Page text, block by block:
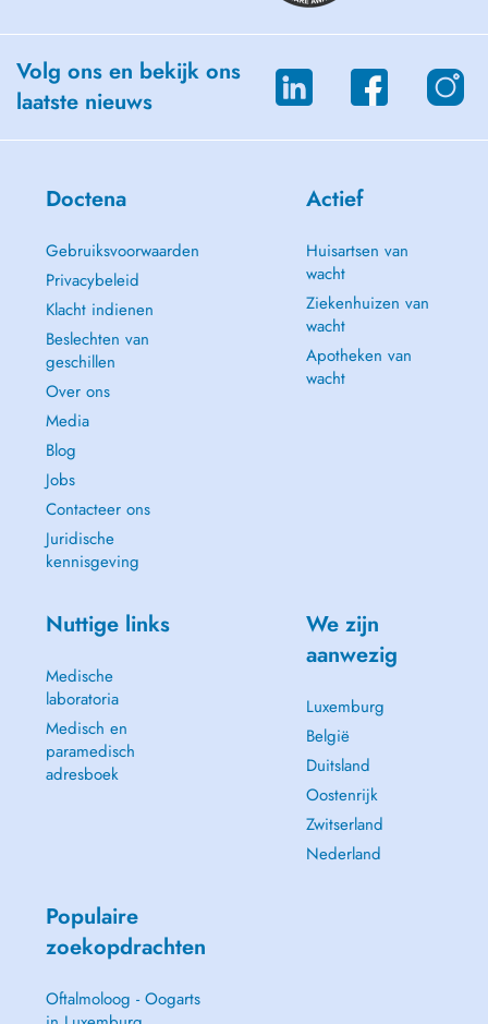
Volg ons en bekijk ons
laatste nieuws
Doctena
Gebruiksvoorwaarden
Privacybeleid
Klacht indienen
Beslechten van
geschillen
Over ons
Media
Blog
Jobs
Contacteer ons
Juridische
kennisgeving
Actief
Huisartsen van
wacht
Ziekenhuizen van
wacht
Apotheken van
wacht
Nuttige links
Medische
laboratoria
Medisch en
paramedisch
adresboek
We zijn
aanwezig
Luxemburg
België
Duitsland
Oostenrijk
Zwitserland
Nederland
Populaire
zoekopdrachten
Oftalmoloog - Oogarts